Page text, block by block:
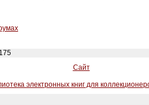
Сайт
электронных книг для